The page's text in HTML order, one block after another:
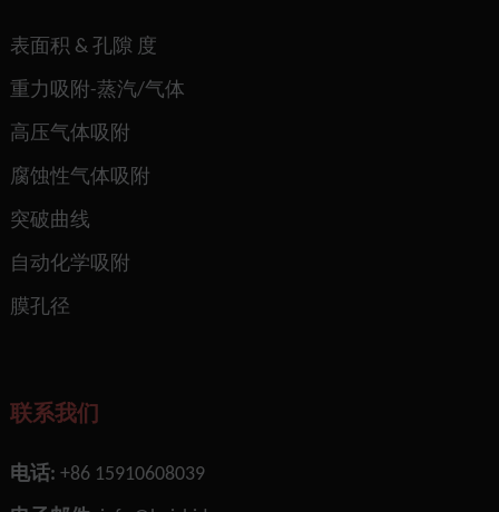
表面积 & 孔隙 度
重力吸附-蒸汽/气体
高压气体吸附
腐蚀性气体吸附
突破曲线
自动化学吸附
膜孔径
联系我们
电话: +86 15910608039